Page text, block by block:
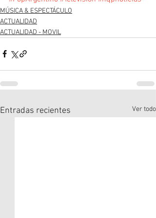
MÚSICA & ESPECTÁCULO
ACTUALIDAD
ACTUALIDAD - MOVIL
Entradas recientes Ver todo